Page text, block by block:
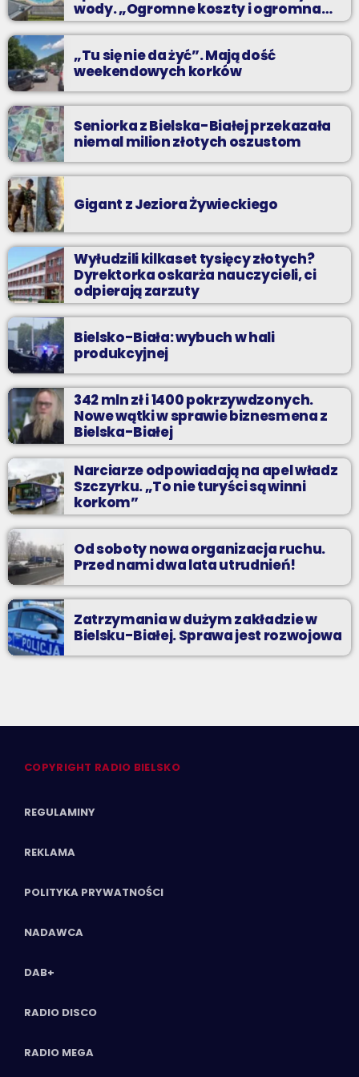
wody. „Ogromne koszty i ogromna
praca”
„Tu się nie da żyć”. Mają dość
weekendowych korków
Seniorka z Bielska-Białej przekazała
niemal milion złotych oszustom
Gigant z Jeziora Żywieckiego
Wyłudzili kilkaset tysięcy złotych?
Dyrektorka oskarża nauczycieli, ci
odpierają zarzuty
Bielsko-Biała: wybuch w hali
produkcyjnej
342 mln zł i 1400 pokrzywdzonych.
Nowe wątki w sprawie biznesmena z
Bielska-Białej
Narciarze odpowiadają na apel władz
Szczyrku. „To nie turyści są winni
korkom”
Od soboty nowa organizacja ruchu.
Przed nami dwa lata utrudnień!
Zatrzymania w dużym zakładzie w
Bielsku-Białej. Sprawa jest rozwojowa
COPYRIGHT RADIO BIELSKO
REGULAMINY
REKLAMA
POLITYKA PRYWATNOŚCI
NADAWCA
DAB+
RADIO DISCO
RADIO MEGA